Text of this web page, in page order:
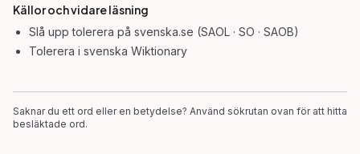
Källor och vidare läsning
Slå upptolerera på svenska.se (SAOL · SO · SAOB)
Tolerera i svenska Wiktionary
Saknar du ett ord eller en betydelse? Använd sökrutan ovan för att hitta
besläktade ord.